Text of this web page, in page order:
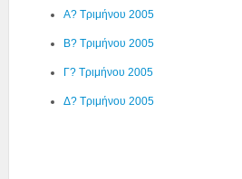
Α? Τριμήνου 2005
Β? Τριμήνου 2005
Γ? Τριμήνου 2005
Δ? Τριμήνου 2005